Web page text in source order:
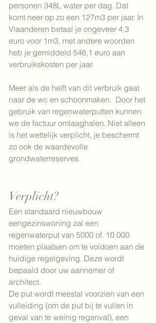
personen 348L water per dag. Dat
komt neer op zo een 127m3 per jaar. In
Vlaanderen betaal je ongeveer 4,3
euro voor 1m3, met andere woorden
heb je gemiddeld 546,1 euro aan
verbruikskosten per jaar.
Meer als de helft van dit verbruik gaat
naar de wc en schoonmaken.  Door het
gebruik van regenwaterputten kunnen
we de factuur omlaaghalen. Niet alleen
is het wettelijk verplicht, je beschermt
zo ook de waardevolle
grondwaterreserves.
Verplicht?
Een standaard nieuwbouw
eengezinswoning zal een
regenwaterput van 5000 of. 10 000
moeten plaatsen om te voldoen aan de
huidige regelgeving. Deze wordt
bepaald door uw aannemer of
architect.
De put wordt meestal voorzien van een
vulleiding (om de put bij te vullen in
geval van te weinig regenval), een